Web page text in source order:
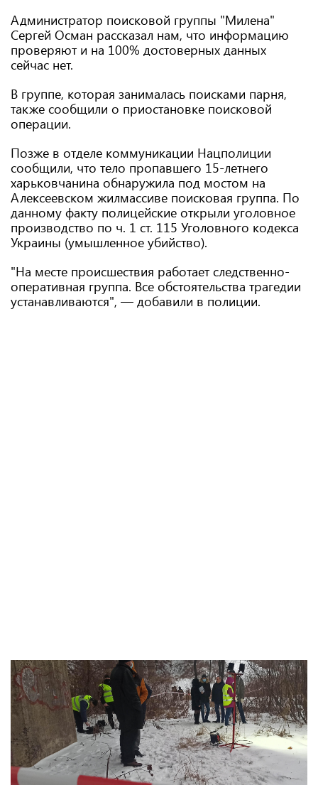
Администратор поисковой группы "Милена"
Сергей Осман рассказал нам, что информацию
проверяют и на 100% достоверных данных
сейчас нет.
В группе, которая занималась поисками парня,
также сообщили о приостановке поисковой
операции.
Позже в отделе коммуникации Нацполиции
сообщили, что тело пропавшего 15-летнего
харьковчанина обнаружила под мостом на
Алексеевском жилмассиве поисковая группа. По
данному факту полицейские открыли уголовное
производство по ч. 1 ст. 115 Уголовного кодекса
Украины (умышленное убийство).
"На месте происшествия работает следственно-
оперативная группа. Все обстоятельства трагедии
устанавливаются", — добавили в полиции.